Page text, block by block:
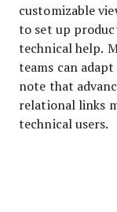
customizable
to set up
technical help.
teams can
note that
relational links
technical users.